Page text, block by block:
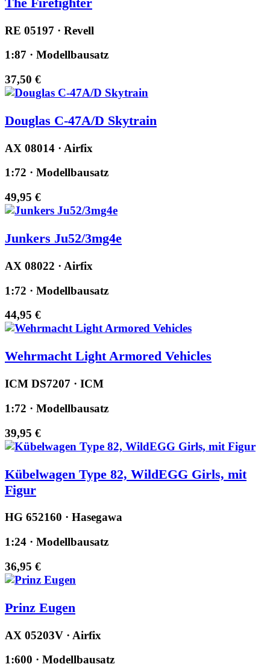
RE 05197 · Revell
1:87 · Modellbausatz
37,50 €
Douglas C-47A/D Skytrain
AX 08014 · Airfix
1:72 · Modellbausatz
49,95 €
Junkers Ju52/3mg4e
AX 08022 · Airfix
1:72 · Modellbausatz
44,95 €
Wehrmacht Light Armored Vehicles
ICM DS7207 · ICM
1:72 · Modellbausatz
39,95 €
Kübelwagen Type 82, WildEGG Girls, mit
Figur
HG 652160 · Hasegawa
1:24 · Modellbausatz
36,95 €
Prinz Eugen
AX 05203V · Airfix
1:600 · Modellbausatz